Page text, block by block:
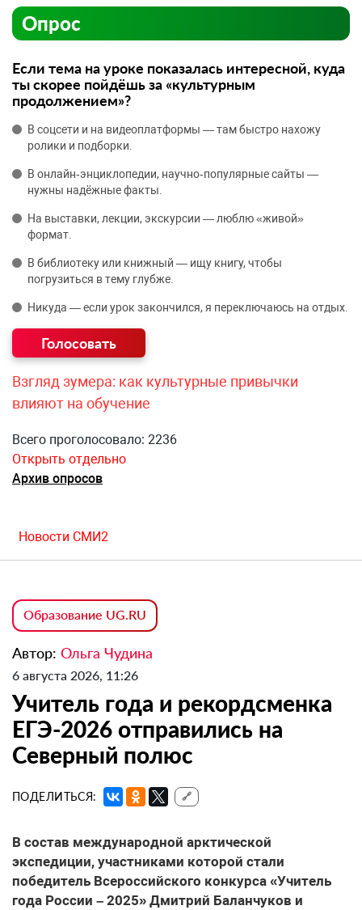
Опрос
Если тема на уроке показалась интересной, куда
ты скорее пойдёшь за «культурным
продолжением»?
В соцсети и на видеоплатформы — там быстро нахожу
ролики и подборки.
В онлайн‑энциклопедии, научно‑популярные сайты —
нужны надёжные факты.
На выставки, лекции, экскурсии — люблю «живой»
формат.
В библиотеку или книжный — ищу книгу, чтобы
погрузиться в тему глубже.
Никуда — если урок закончился, я переключаюсь на отдых.
Взгляд зумера: как культурные привычки
влияют на обучение
Всего проголосовало: 2236
Открыть отдельно
Архив опросов
Новости СМИ2
Образование UG.RU
Автор: Ольга Чудина
6 августа 2026, 11:26
Учитель года и рекордсменка
ЕГЭ-2026 отправились на
Северный полюс
ПОДЕЛИТЬСЯ: 🔗
В состав международной арктической
экспедиции, участниками которой стали
победитель Всероссийского конкурса «Учитель
года России – 2025» Дмитрий Баланчуков и